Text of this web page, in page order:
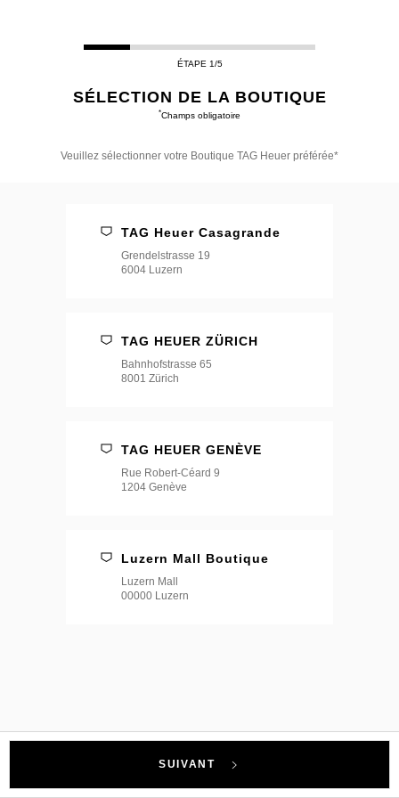
ÉTAPE 1/5
SÉLECTION DE LA BOUTIQUE
*Champs obligatoire
Veuillez sélectionner votre Boutique TAG Heuer préférée*
Boutique
TAG Heuer Casagrande
Grendelstrasse 19
6004 Luzern
TAG HEUER ZÜRICH
Bahnhofstrasse 65
8001 Zürich
TAG HEUER GENÈVE
Rue Robert-Céard 9
1204 Genève
Luzern Mall Boutique
Luzern Mall
00000 Luzern
SUIVANT